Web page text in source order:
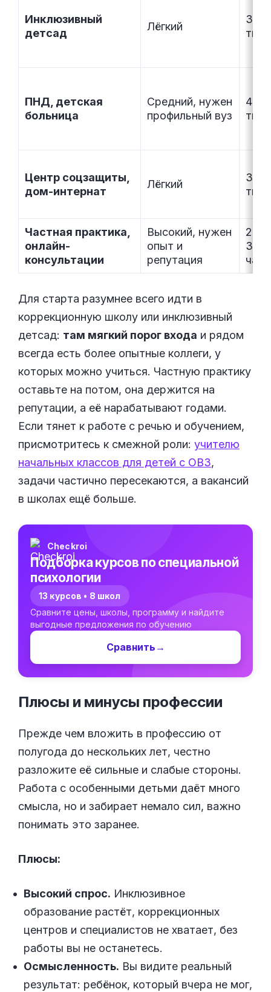
Инклюзивный
детсад
Лёгкий
ПНД, детская
больница
Средний, нужен
профильный вуз
Центр соцзащиты,
дом-интернат
Лёгкий
Частная практика,
онлайн-
консультации
Высокий, нужен
опыт и
репутация
час
Для старта разумнее всего идти в
коррекционную школу или инклюзивный
детсад: там мягкий порог входа и рядом
всегда есть более опытные коллеги, у
которых можно учиться. Частную практику
оставьте на потом, она держится на
репутации, а её нарабатывают годами.
Если тянет к работе с речью и обучением,
присмотритесь к смежной роли: учителю
начальных классов для детей с ОВЗ,
задачи частично пересекаются, а вакансий
в школах ещё больше.
Checkroi
Подборка курсов по специальной
психологии
13 курсов • 8 школ
Сравните цены, школы, программу и найдите
выгодные предложения по обучению
Сравнить →
Плюсы и минусы профессии
Прежде чем вложить в профессию от
полугода до нескольких лет, честно
разложите её сильные и слабые стороны.
Работа с особенными детьми даёт много
смысла, но и забирает немало сил, важно
понимать это заранее.
Плюсы:
Высокий спрос. Инклюзивное
образование растёт, коррекционных
центров и специалистов не хватает, без
работы вы не останетесь.
Осмысленность. Вы видите реальный
результат: ребёнок, который вчера не мог,